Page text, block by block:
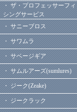
・ ザ・プロフェッサーフ
シングサービス
・ サニーブロス
・ サワムラ
・ サベージギア
・ サムルアーズ(sumlures)
・ ジーク(Zeake)
・ ジークラック